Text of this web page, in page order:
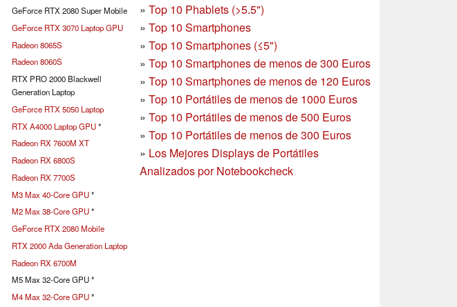
GeForce RTX 2080 Super Mobile
GeForce RTX 3070 Laptop GPU
Radeon 8065S
Radeon 8060S
RTX PRO 2000 Blackwell
Generation Laptop
GeForce RTX 5050 Laptop
RTX A4000 Laptop GPU*
Radeon RX 7600M XT
Radeon RX 6800S
Radeon RX 7700S
M3 Max 40-Core GPU*
M2 Max 38-Core GPU*
GeForce RTX 2080 Mobile
RTX 2000 Ada Generation Laptop
Radeon RX 6700M
M5 Max 32-Core GPU *
M4 Max 32-Core GPU*
» Top 10 Phablets (>5.5")
» Top 10 Smartphones
» Top 10 Smartphones (≤5")
» Top 10 Smartphones de menos de 300 Euros
» Top 10 Smartphonesde menos de 120 Euros
» Top 10 Portátiles de menos de 1000 Euros
» Top 10 Portátiles de menos de 500 Euros
» Top 10 Portátiles de menos de 300 Euros
» Los Mejores Displays de Portátiles
Analizados por Notebookcheck